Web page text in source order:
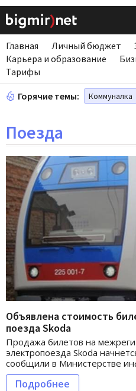
Главная Личный бюджет
Карьера и образование
Тарифы
Горячие темы: Коммуналка
Поезда
Объявлена стоимость
поезда Skoda
Продажа билетов на
электропоезда Skoda
сообщили в Министерстве
Подробнее